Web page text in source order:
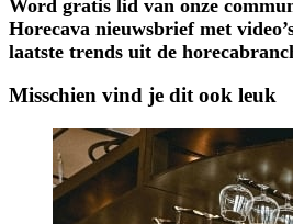
Word gratis lid van onze
Horecava nieuwsbrief met
laatste trends uit de
Misschien vind je dit ook leuk